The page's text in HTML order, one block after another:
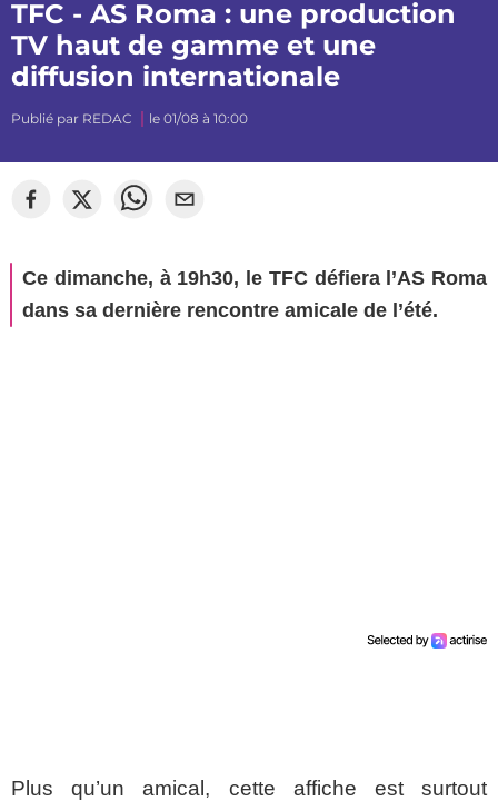
TFC - AS Roma : une production
TV haut de gamme et une
diffusion internationale
Publié par REDAC le 01/08 à 10:00
Ce dimanche, à 19h30, le TFC défiera l’AS Roma
dans sa dernière rencontre amicale de l’été.
Plus qu’un amical, cette affiche est surtout